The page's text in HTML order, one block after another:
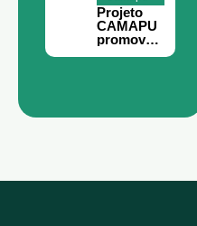
o em
Juruti
Projeto
CAMAPU
promove
des rurais